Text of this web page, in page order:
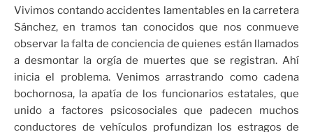
Vivimos contando accidentes lamentables en la carretera
Sánchez, en tramos tan conocidos que nos conmueve
observar la falta de conciencia de quienes están llamados
a desmontar la orgía de muertes que se registran. Ahí
inicia el problema. Venimos arrastrando como cadena
bochornosa, la apatía de los funcionarios estatales, que
unido a factores psicosociales que padecen muchos
conductores de vehículos profundizan los estragos de